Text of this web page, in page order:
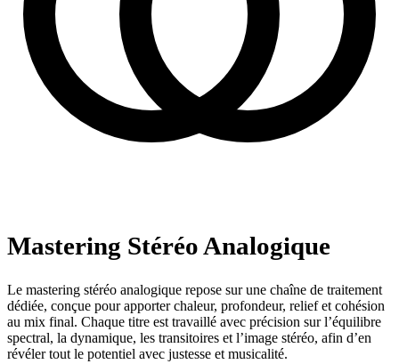
Mastering Stéréo Analogique
Le mastering stéréo analogique repose sur une chaîne de traitement
dédiée, conçue pour apporter chaleur, profondeur, relief et cohésion
au mix final. Chaque titre est travaillé avec précision sur l’équilibre
spectral, la dynamique, les transitoires et l’image stéréo, afin d’en
révéler tout le potentiel avec justesse et musicalité.